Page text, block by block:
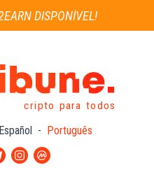
DISPONÍVEL!
cripto para todos
Español - Português